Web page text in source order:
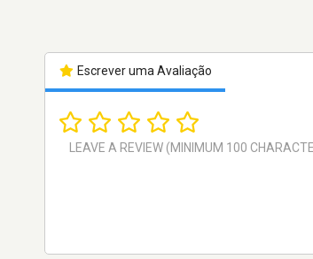
Escrever uma Avaliação